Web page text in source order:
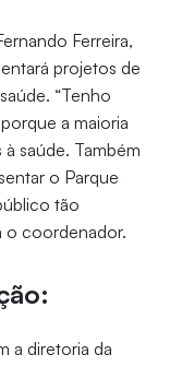
Ferreira,
projetos de
“Tenho
a maioria
à saúde. Também
o Parque
tão
o coordenador.
a diretoria da